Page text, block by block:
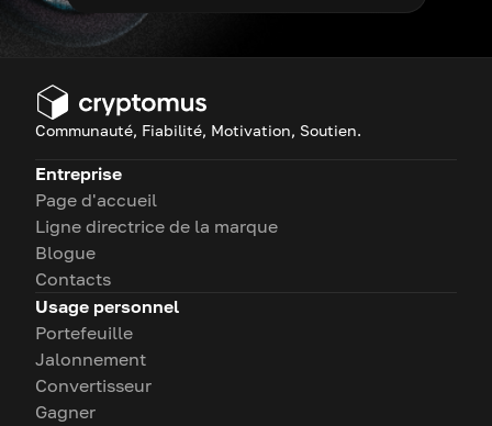
Communauté, Fiabilité, Motivation, Soutien.
Entreprise
Page d'accueil
Ligne directrice de la marque
Blogue
Contacts
Usage personnel
Portefeuille
Jalonnement
Convertisseur
Gagner